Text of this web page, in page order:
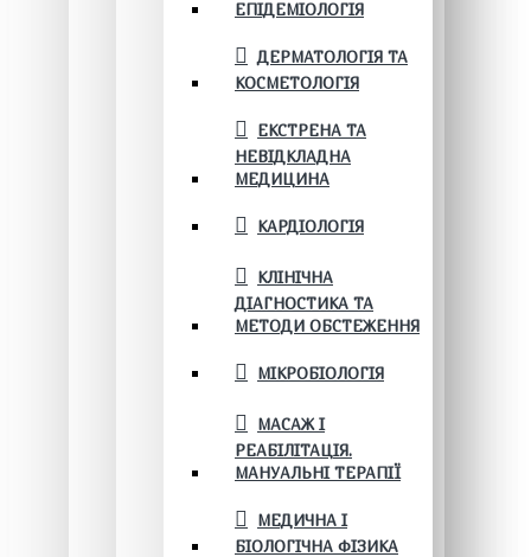
ЕПІДЕМІОЛОГІЯ
ДЕРМАТОЛОГІЯ ТА
КОСМЕТОЛОГІЯ
ЕКСТРЕНА ТА
НЕВІДКЛАДНА
МЕДИЦИНА
КАРДІОЛОГІЯ
КЛІНІЧНА
ДІАГНОСТИКА ТА
МЕТОДИ ОБСТЕЖЕННЯ
МІКРОБІОЛОГІЯ
МАСАЖ І
РЕАБІЛІТАЦІЯ.
МАНУАЛЬНІ ТЕРАПІЇ
МЕДИЧНА І
БІОЛОГІЧНА ФІЗИКА